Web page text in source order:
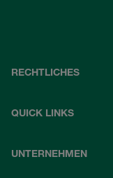
RECHTLICHES
QUICK LINKS
UNTERNEHMEN